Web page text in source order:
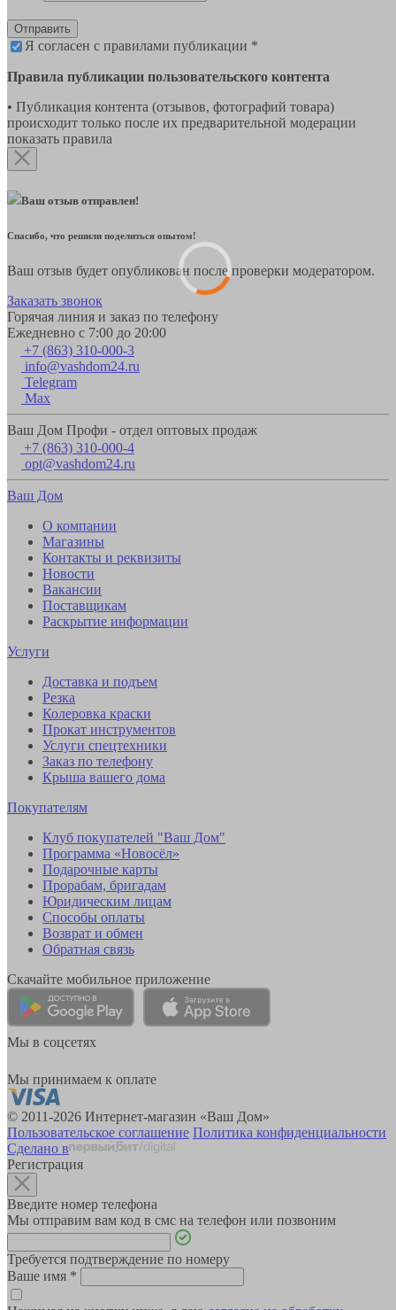
Отправить
Я согласен с правилами публикации *
Правила публикации пользовательского контента
• Публикация контента (отзывов, фотографий товара)
происходит только после их предварительной модерации
показать правила
Ваш отзыв отправлен!
Спасибо, что решили поделиться опытом!
Ваш отзыв будет опубликован после проверки модератором.
Заказать звонок
Горячая линия и заказ по телефону
Ежедневно с 7:00 до 20:00
+7 (863) 310-000-3
info@vashdom24.ru
Telegram
Max
Ваш Дом Профи - отдел оптовых продаж
+7 (863) 310-000-4
opt@vashdom24.ru
Ваш Дом
О компании
Магазины
Контакты и реквизиты
Новости
Вакансии
Поставщикам
Раскрытие информации
Услуги
Доставка и подъем
Резка
Колеровка краски
Прокат инструментов
Услуги спецтехники
Заказ по телефону
Крыша вашего дома
Покупателям
Клуб покупателей "Ваш Дом"
Программа «Новосёл»
Подарочные карты
Прорабам, бригадам
Юридическим лицам
Способы оплаты
Возврат и обмен
Обратная связь
Скачайте мобильное приложение
Мы в соцсетях
Мы принимаем к оплате
© 2011-2026 Интернет-магазин «Ваш Дом»
Пользовательское соглашение Политика конфиденциальности
Сделано в
Регистрация
Введите номер телефона
Мы отправим вам код в смс на телефон или позвоним
Требуется подтверждение по номеру
Ваше имя *